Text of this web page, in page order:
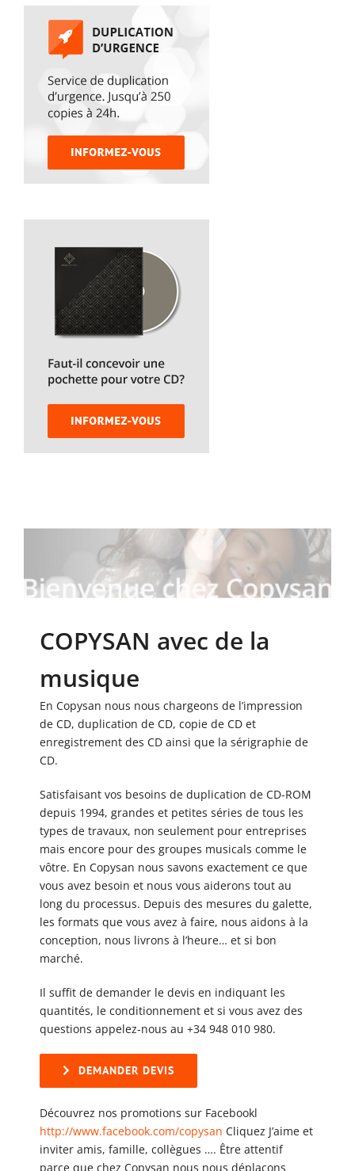
COPYSAN avec de la
musique
En Copysan nous nous chargeons de l’impression
de CD, duplication de CD, copie de CD et
enregistrement des CD ainsi que la sérigraphie de
CD.
Satisfaisant vos besoins de duplication de CD-ROM
depuis 1994, grandes et petites séries de tous les
types de travaux, non seulement pour entreprises
mais encore pour des groupes musicals comme le
vôtre. En Copysan nous savons exactement ce que
vous avez besoin et nous vous aiderons tout au
long du processus. Depuis des mesures du galette,
les formats que vous avez à faire, nous aidons à la
conception, nous livrons à l’heure… et si bon
marché.
Il suffit de demander le devis en indiquant les
quantités, le conditionnement et si vous avez des
questions appelez-nous au +34 948 010 980.
DEMANDER DEVIS
Découvrez nos promotions sur Facebookl
http://www.facebook.com/copysan Cliquez J’aime et
inviter amis, famille, collègues …. Être attentif
parce que chez Copysan nous nous déplaçons